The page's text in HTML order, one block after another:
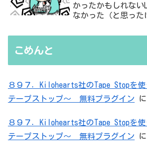
かったかもしれない
なかった（と思った
無駄を重ねた結論は
こめんと
８９７．Kilohearts社のTape Stopを
テープストップ～ 無料プラグイン に
８９７．Kilohearts社のTape Stopを
テープストップ～ 無料プラグイン に